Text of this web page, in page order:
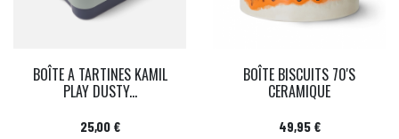
BOÎTE A TARTINES KAMIL
PLAY DUSTY...
Prix
25,00 €
BOÎTE BISCUITS 70'S
CERAMIQUE
Prix
49,95 €